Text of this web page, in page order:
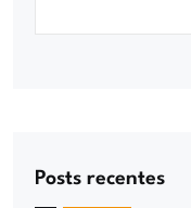
Posts recentes